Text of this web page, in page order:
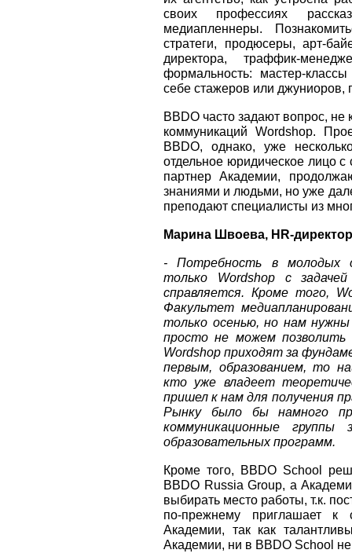
своих профессиях
медиапленнеры.
стратеги, продюсеры, арт-
директора, траффик-
формальность: мастер-
себе стажеров или джуниоров,
BBDO часто задают вопрос,
коммуникаций Wordshop.
BBDO, однако, уже
отдельное юридическое лицо
партнер Академии,
знаниями и людьми, но уже
преподают специалисты из
Марина Швоева, HR-
- Потребность в молодых
только Wordshop с
справляется. Кроме того,
Факультет
только осенью, но нам
просто не можем позволить
Wordshop приходят за
первым, образованием, то
кто уже владеет
пришел к нам для получения
Рынку было бы намного
коммуникационные группы
образовательных программ.
Кроме того, BBDO School
BBDO Russia Group, а
выбирать место работы, т.к.
по-прежнему приглашает к
Академии, так как
Академии, ни в BBDO School не